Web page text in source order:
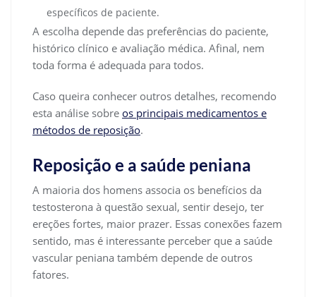
específicos de paciente.
A escolha depende das preferências do paciente,
histórico clínico e avaliação médica. Afinal, nem
toda forma é adequada para todos.
Caso queira conhecer outros detalhes, recomendo
esta análise sobre os principais medicamentos e
métodos de reposição.
Reposição e a saúde peniana
A maioria dos homens associa os benefícios da
testosterona à questão sexual, sentir desejo, ter
ereções fortes, maior prazer. Essas conexões fazem
sentido, mas é interessante perceber que a saúde
vascular peniana também depende de outros
fatores.